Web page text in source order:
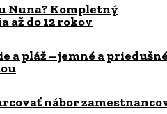
Nuna? Kompletný
až do 12 rokov
a pláž – jemné a
nábor